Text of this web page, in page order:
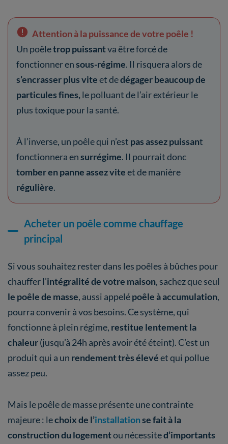
Attention à la puissance de votre poêle !
Un poêletrop puissantva être forcé de
fonctionner ensous-régime. Il risquera alors de
s’encrasser plus viteet dedégager beaucoup de
particules fines, le polluant de l’air extérieur le
plus toxique pour la santé.
À l’inverse, un poêle qui n’est pas assez puissant
fonctionnera ensurrégime. Il pourrait donc
tomber en panne assez viteet de manière
régulière.
Acheter un poêle comme chauffage
principal
Si vous souhaitez rester dans les poêles à bûches pour
chauffer l’intégralité de votre maison, sachez que seul
le poêle de masse, aussi appelépoêle à accumulation,
pourra convenir à vos besoins. Ce système, qui
fonctionne à plein régime, restitue lentement la
chaleur(jusqu’à 24h après avoir été éteint). C’est un
produit qui a un rendement très élevéet qui pollue
assez peu.
Mais le poêle de masse présente une contrainte
majeure : lechoix de l’installationse fait à la
construction du logementou nécessited’importants